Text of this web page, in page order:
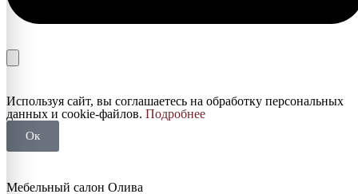
Используя сайт, вы соглашаетесь на обработку персональных
данных и cookie-файлов. Подробнее
Ок
Мебельный салон Олива